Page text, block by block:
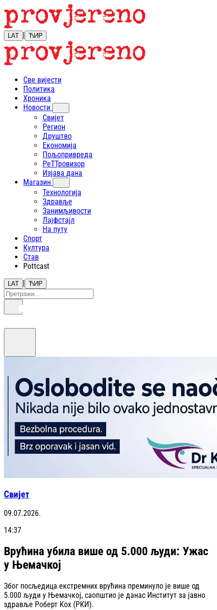
LAT | ЋИР
Све вијести
Политика
Хроника
Новости
Свијет
Регион
Друштво
Економија
Пољопривреда
РеТТровизор
Изјава дана
Магазин
Технологија
Здравље
Занимљивости
Лајфстajл
На путу
Спорт
Култура
Став
Pottcast
LAT | ЋИР
Свијет
09.07.2026.
14:37
Врућина убила више од 5.000 људи: Ужас
у Њемачкој
Због посљедица екстремних врућина преминуло је више од
5.000 људи у Њемачкој, саопштио је данас Институт за јавно
здравље Роберт Кох (РКИ).